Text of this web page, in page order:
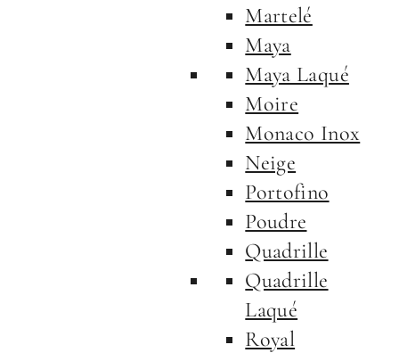
Martelé
Maya
Maya Laqué
Moire
Monaco Inox
Neige
Portofino
Poudre
Quadrille
Quadrille
Laqué
Royal